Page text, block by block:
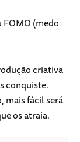
(medo
criativa
conquiste.
mais fácil será
os atraia.